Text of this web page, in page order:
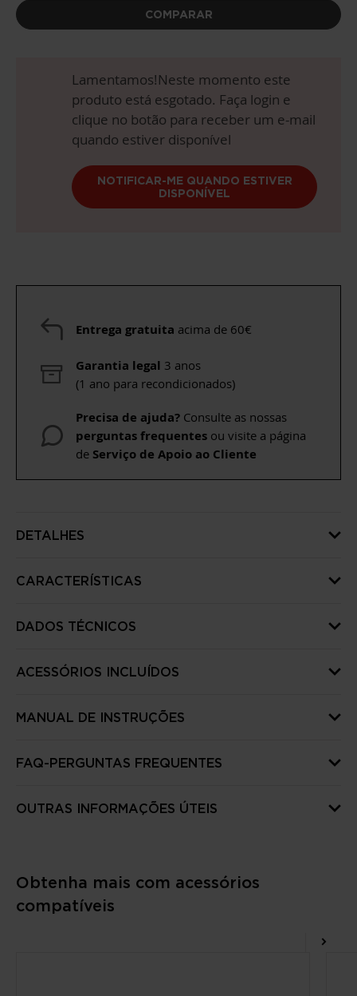
COMPARAR
Lamentamos!Neste momento este
produto está esgotado. Faça login e
clique no botão para receber um e-mail
quando estiver disponível
NOTIFICAR-ME QUANDO ESTIVER
DISPONÍVEL
Entrega gratuita acima de 60€
Garantia legal 3 anos
(1 ano para recondicionados)
Precisa de ajuda? Consulte as nossas
perguntas frequentes ou visite a página
de Serviço de Apoio ao Cliente
DETALHES
CARACTERÍSTICAS
DADOS TÉCNICOS
ACESSÓRIOS INCLUÍDOS
MANUAL DE INSTRUÇÕES
FAQ-PERGUNTAS FREQUENTES
OUTRAS INFORMAÇÕES ÚTEIS
Obtenha mais com acessórios
compatíveis